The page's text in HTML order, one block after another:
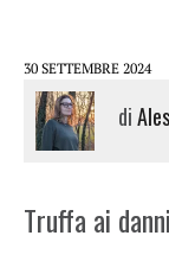
30 SETTEMBRE 2024
di
Truffa ai